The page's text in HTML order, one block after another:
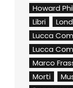
Howard
Libri
Lucca
Lucca
Marco
Morti